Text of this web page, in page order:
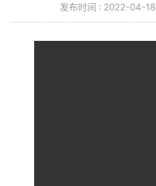
发布时间 : 2022-04-18